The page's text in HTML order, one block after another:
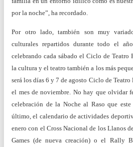
por la noche”, ha recordado.
Por otro lado, también son muy
culturales repartidos durante todo el
celebrando cada sábado el Ciclo de
la cultura y el teatro también a los más
será los días 6 y 7 de agosto Ciclo de Teatro
el mes de noviembre. No hay que olvidar
celebración de la Noche al Raso que
último, el calendario de actividades
enero con el Cross Nacional de los Llanos
Games (de nueva creación) o el Rally